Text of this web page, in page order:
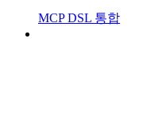
MCP DSL 통합